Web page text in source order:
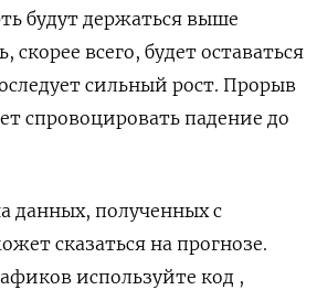
будут держаться выше
скорее всего, будет оставаться
сильный рост. Прорыв
спровоцировать падение до
данных, полученных с
сказаться на прогнозе.
используйте код ,